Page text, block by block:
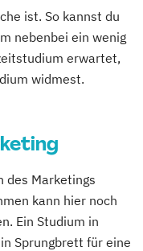
ist. So kannst du
nebenbei ein wenig
erwartet,
widmest.
des Marketings
kann hier noch
Ein Studium in
Sprungbrett für eine